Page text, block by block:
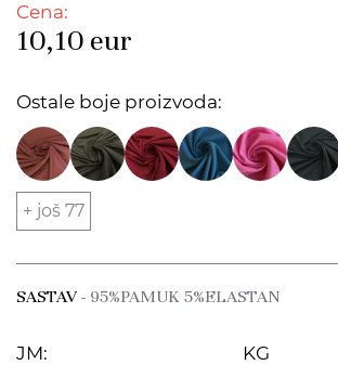
Cena:
10,10 eur
Ostale boje proizvoda:
+ još 77
SASTAV- 95%PAMUK 5%ELASTAN
JM:
KG